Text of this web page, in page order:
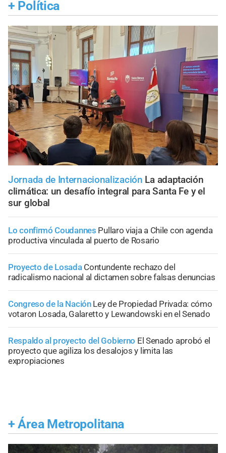
+ Política
Jornada de Internacionalización La adaptación
climática: un desafío integral para Santa Fe y el
sur global
Lo confirmó Coudannes Pullaro viaja a Chile con agenda
productiva vinculada al puerto de Rosario
Proyecto de Losada Contundente rechazo del
radicalismo nacional al dictamen sobre falsas denuncias
Congreso de la Nación Ley de Propiedad Privada: cómo
votaron Losada, Galaretto y Lewandowski en el Senado
Respaldo al proyecto del Gobierno El Senado aprobó el
proyecto que agiliza los desalojos y limita las
expropiaciones
+ Área Metropolitana